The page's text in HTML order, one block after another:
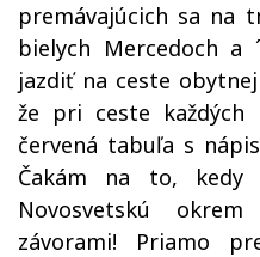
premávajúcich sa na
bielych Mercedoch a
jazdiť na ceste
že pri ceste každých
červená tabuľa s
Čakám na to, kedy
Novosvetskú
závorami! Priamo